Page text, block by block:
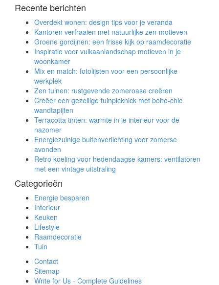
Recente berichten
Overdekt wonen: design tips voor je veranda
Kantoren verfraaien met natuurlijke zen-motieven
Groene gordijnen: een frisse kijk op raamdecoratie
Inspiratie voor vulkaanlandschap motieven in je
woonkamer
Mix en match: fotolijsten voor een persoonlijke
werkplek
Zen tuinen: rustgevende zomeroase creëren
Creëer een gezellige tuinpicknick met boho-chic
wandtapijten
Terracotta tinten: warmte in je interieur voor de
nazomer
Energiezuinige buitenverlichting voor zomerse
avonden
Retro koeling voor hedendaagse kamers: ventilatoren
met een vintage uitstraling
Categorieën
Energie besparen
Interieur
Keuken
Lifestyle
Raamdecoratie
Tuin
Contact
Sitemap
Write for Us - Complete Guidelines